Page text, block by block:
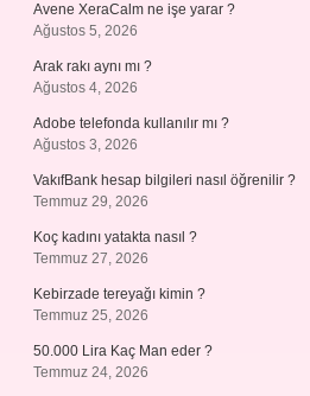
Avene XeraCalm ne işe yarar ?
Ağustos 5, 2026
Arak rakı aynı mı ?
Ağustos 4, 2026
Adobe telefonda kullanılır mı ?
Ağustos 3, 2026
VakıfBank hesap bilgileri nasıl öğrenilir ?
Temmuz 29, 2026
Koç kadını yatakta nasıl ?
Temmuz 27, 2026
Kebirzade tereyağı kimin ?
Temmuz 25, 2026
50.000 Lira Kaç Man eder ?
Temmuz 24, 2026